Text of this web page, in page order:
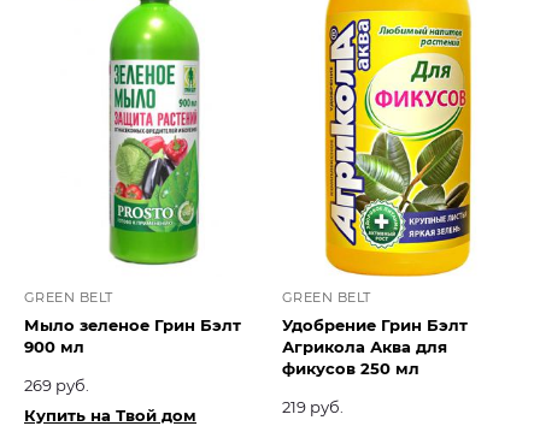
GREEN BELT
Мыло зеленое Грин Бэлт
900 мл
269 руб.
Купить на Твой дом
GREEN BELT
Удобрение Грин Бэлт
Агрикола Аква для
фикусов 250 мл
219 руб.